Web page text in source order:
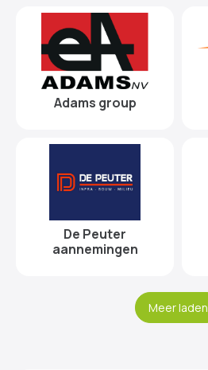
Adams group
De Peuter
aannemingen
Meer laden